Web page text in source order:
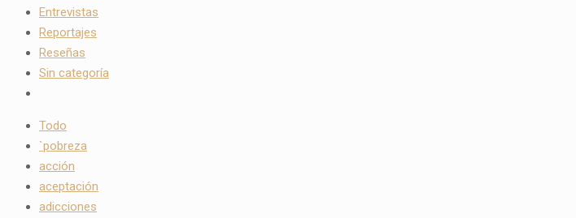
Entrevistas
Reportajes
Reseñas
Sin categoría
Todo
`pobreza
acción
aceptación
adicciones